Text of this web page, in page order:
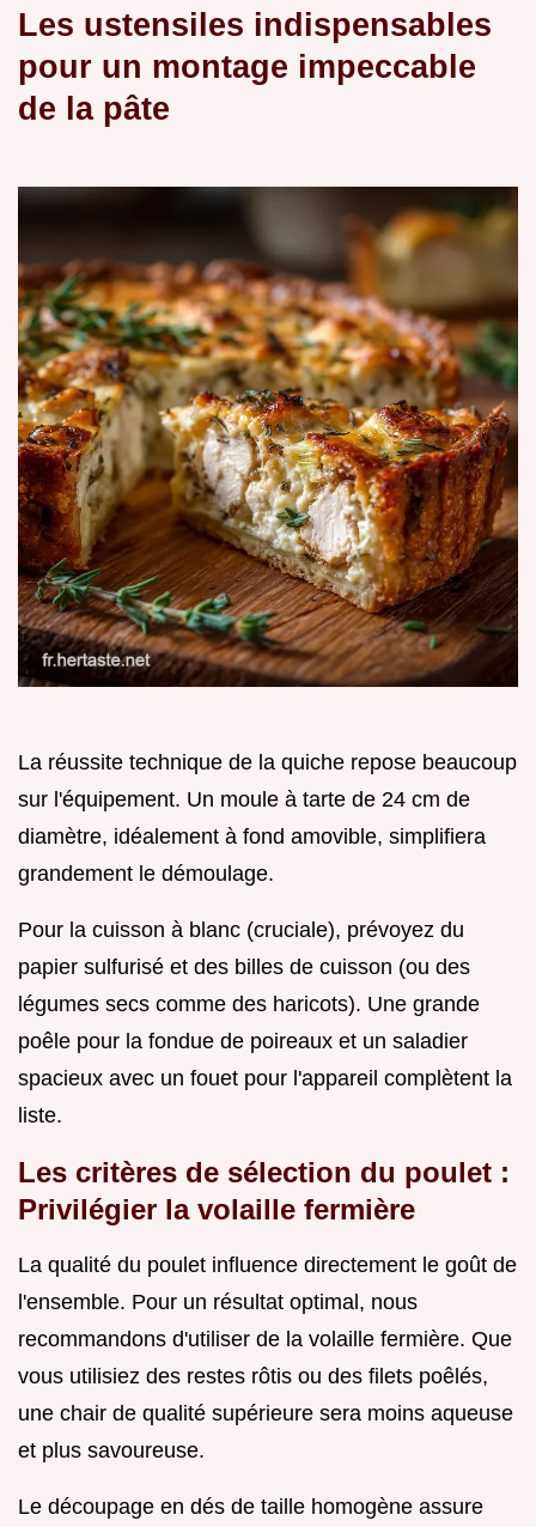
Les ustensiles indispensables
pour un montage impeccable
de la pâte
La réussite technique de la quiche repose beaucoup
sur l'équipement. Un moule à tarte de 24 cm de
diamètre, idéalement à fond amovible, simplifiera
grandement le démoulage.
Pour la cuisson à blanc (cruciale), prévoyez du
papier sulfurisé et des billes de cuisson (ou des
légumes secs comme des haricots). Une grande
poêle pour la fondue de poireaux et un saladier
spacieux avec un fouet pour l'appareil complètent la
liste.
Les critères de sélection du poulet :
Privilégier la volaille fermière
La qualité du poulet influence directement le goût de
l'ensemble. Pour un résultat optimal, nous
recommandons d'utiliser de la volaille fermière. Que
vous utilisiez des restes rôtis ou des filets poêlés,
une chair de qualité supérieure sera moins aqueuse
et plus savoureuse.
Le découpage en dés de taille homogène assure